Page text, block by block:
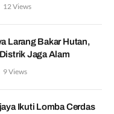
12Views
Larang Bakar Hutan,
Jaga Alam
9Views
Ikuti Lomba Cerdas